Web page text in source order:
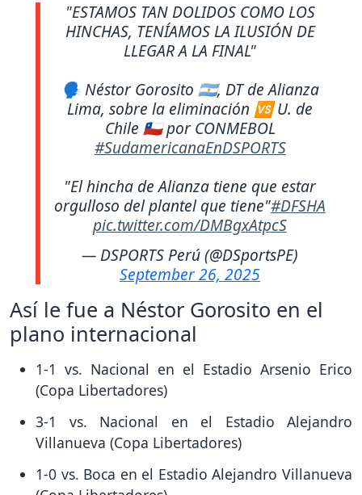
"ESTAMOS TAN DOLIDOS COMO LOS
HINCHAS, TENÍAMOS LA ILUSIÓN DE
LLEGAR A LA FINAL"
🗣️ Néstor Gorosito 🇦🇷, DT de Alianza
Lima, sobre la eliminación 🆚 U. de
Chile 🇨🇱 por CONMEBOL
#SudamericanaEnDSPORTS
"El hincha de Alianza tiene que estar
orgulloso del plantel que tiene"#DFSHA
pic.twitter.com/DMBgxAtpcS
— DSPORTS Perú (@DSportsPE)
September 26, 2025
Así le fue a Néstor Gorosito en el
plano internacional
1-1 vs. Nacional en el Estadio Arsenio Erico
(Copa Libertadores)
3-1 vs. Nacional en el Estadio Alejandro
Villanueva (Copa Libertadores)
1-0 vs. Boca en el Estadio Alejandro Villanueva